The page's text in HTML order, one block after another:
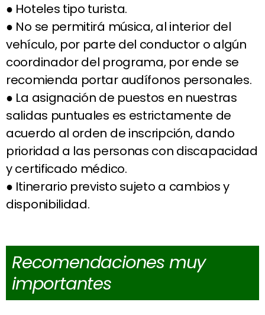
● Hoteles tipo turista.
● No se permitirá música, al interior del
vehículo, por parte del conductor o algún
coordinador del programa, por ende se
recomienda portar audífonos personales.
● La asignación de puestos en nuestras
salidas puntuales es estrictamente de
acuerdo al orden de inscripción, dando
prioridad a las personas con discapacidad
y certificado médico.
● Itinerario previsto sujeto a cambios y
disponibilidad.
Recomendaciones muy
importantes